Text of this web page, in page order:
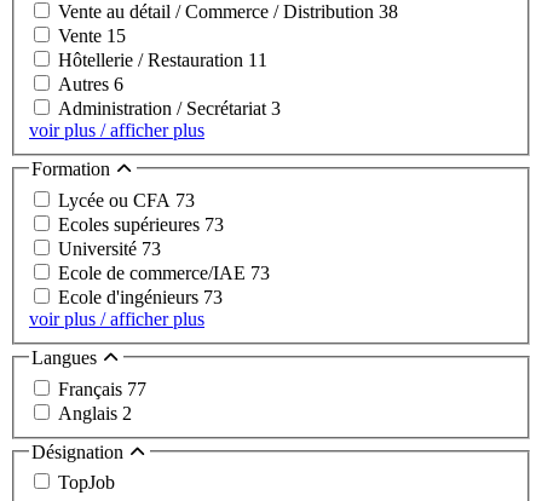
Vente au détail / Commerce / Distribution 38
Vente 15
Hôtellerie / Restauration 11
Autres 6
Administration / Secrétariat3
voir plus / afficher plus
Formation
Lycée ou CFA 73
Ecoles supérieures 73
Université 73
Ecole de commerce/IAE 73
Ecole d'ingénieurs 73
voir plus / afficher plus
Langues
Français 77
Anglais 2
Désignation
TopJob